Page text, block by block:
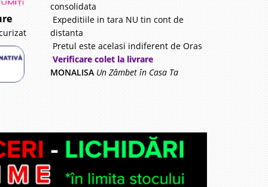
Lei
Lei
consolidata
Expeditiile in tara NU tin cont de
distanta
Pretul este acelasi indiferent de Oras
Verificare colet la livrare
MONALISA Un Zâmbet în Casa Ta